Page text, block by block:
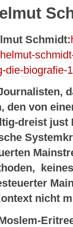
Schmidt:
die-biografie-
den von
dreist just
nicht